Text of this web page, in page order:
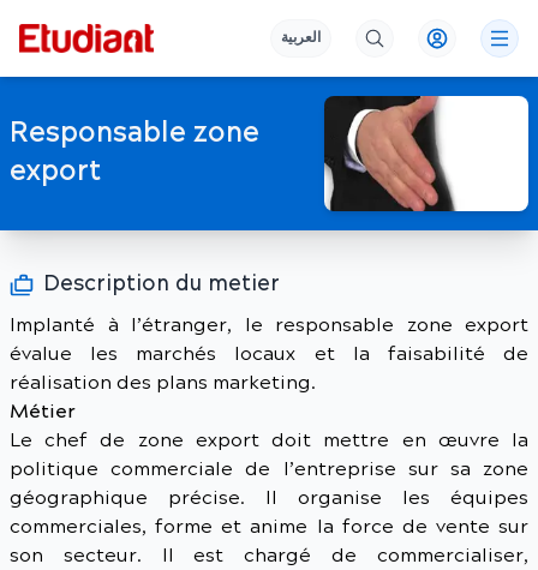
العربية
Responsable zone
export
Description du metier
Implanté à l’étranger, le responsable zone export
évalue les marchés locaux et la faisabilité de
réalisation des plans marketing.
Métier
Le chef de zone export doit mettre en œuvre la
politique commerciale de l’entreprise sur sa zone
géographique précise. Il organise les équipes
commerciales, forme et anime la force de vente sur
son secteur. Il est chargé de commercialiser,